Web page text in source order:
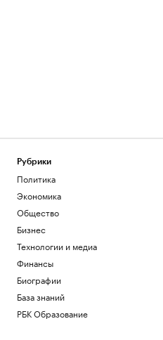
Рубрики
Политика
Экономика
Общество
Бизнес
Технологии и медиа
Финансы
Биографии
База знаний
РБК Образование